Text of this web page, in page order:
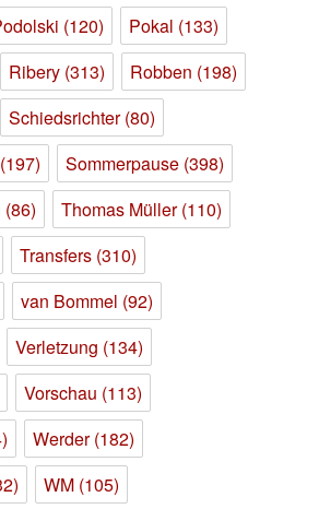
(120) Pokal (133)
Ribery (313) Robben (198)
Schiedsrichter(80)
Sommerpause (398)
(86) Thomas Müller(110)
Transfers (310)
van Bommel (92)
Verletzung (134)
Vorschau (113)
Werder(182)
WM (105)